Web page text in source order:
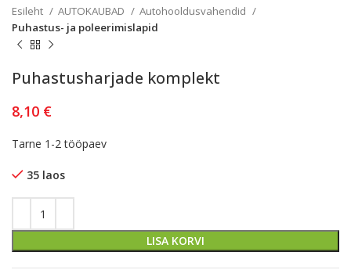
Esileht AUTOKAUBAD
Autohooldusvahendid
Puhastus- ja poleerimislapid
Puhastusharjade komplekt
8,10 €
Tarne 1-2 tööpaev
35 laos
LISA KORVI